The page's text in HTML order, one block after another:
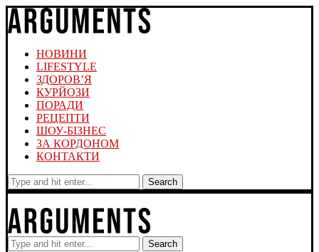
НОВИНИ
LIFESTYLE
ЗДОРОВ’Я
КУРЙОЗИ
ПОРАДИ
РЕЦЕПТИ
ШОУ-БІЗНЕС
ЗА КОРДОНОМ
КОНТАКТИ
Search
Search